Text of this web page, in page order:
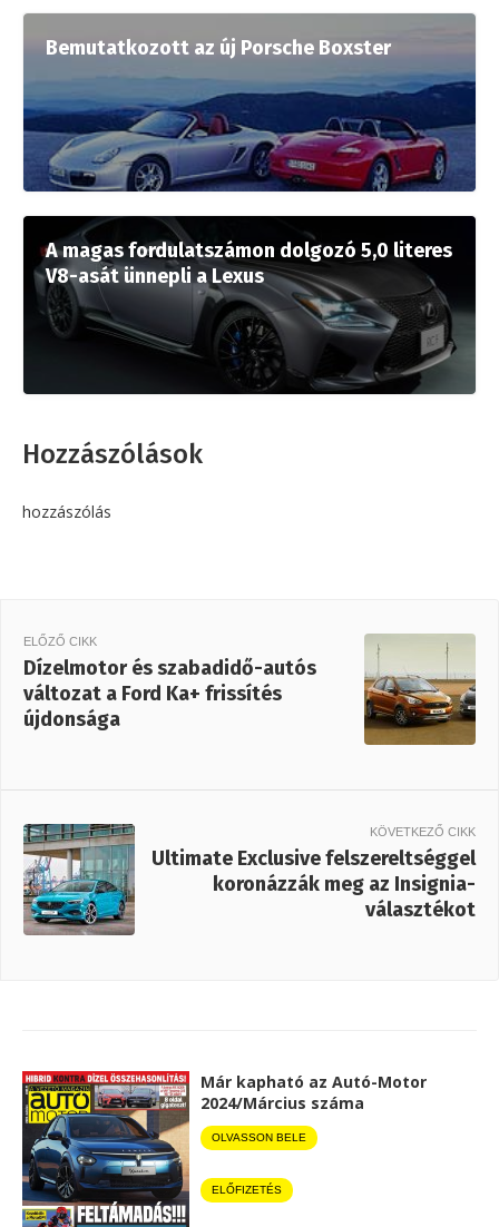
Bemutatkozott az új Porsche Boxster
A magas fordulatszámon dolgozó 5,0 literes
V8-asát ünnepli a Lexus
Hozzászólások
hozzászólás
ELŐZŐ CIKK
Dízelmotor és szabadidő-autós
változat a Ford Ka+ frissítés
újdonsága
KÖVETKEZŐ CIKK
Ultimate Exclusive felszereltséggel
koronázzák meg az Insignia-
választékot
Már kapható az Autó-Motor
2024/Március száma
OLVASSON BELE
ELŐFIZETÉS